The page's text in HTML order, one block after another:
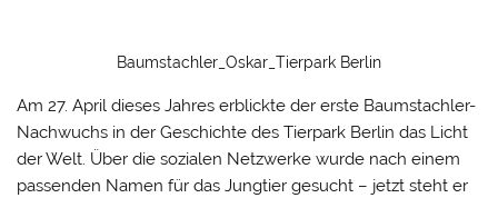
Baumstachler_Oskar_Tierpark Berlin
Am 27. April dieses Jahres erblickte der erste Baumstachler-
Nachwuchs in der Geschichte des Tierpark Berlin das Licht
der Welt. Über die sozialen Netzwerke wurde nach einem
passenden Namen für das Jungtier gesucht – jetzt steht er